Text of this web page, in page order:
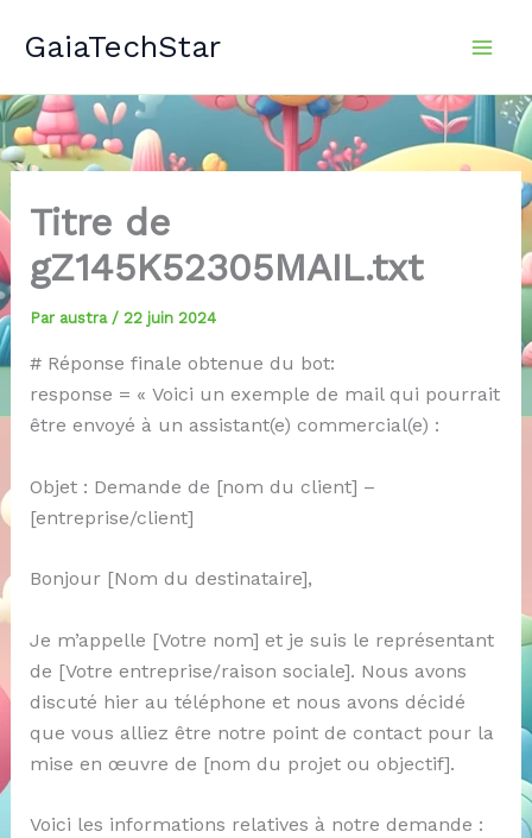
GaiaTechStar
Titre de
gZ145K52305MAIL.txt
Par austra / 22 juin 2024
# Réponse finale obtenue du bot:
response = « Voici un exemple de mail qui pourrait
être envoyé à un assistant(e) commercial(e) :
Objet : Demande de [nom du client] –
[entreprise/client]
Bonjour [Nom du destinataire],
Je m’appelle [Votre nom] et je suis le représentant
de [Votre entreprise/raison sociale]. Nous avons
discuté hier au téléphone et nous avons décidé
que vous alliez être notre point de contact pour la
mise en œuvre de [nom du projet ou objectif].
Voici les informations relatives à notre demande :